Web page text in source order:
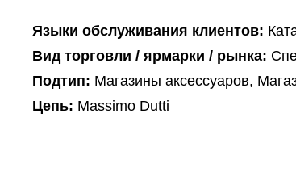
Языки обслуживания клиентов:
Вид торговли / ярмарки / рынка:
Подтип: Магазины аксессуаров,
Цепь: Massimo Dutti